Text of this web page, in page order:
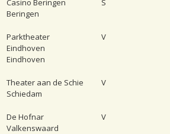
Beringen
Parktheater
Eindhoven
Eindhoven
V
Theater aan de Schie
Schiedam
V
De Hofnar
Valkenswaard
V